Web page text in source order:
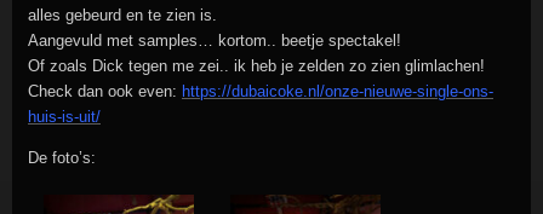
alles gebeurd en te zien is.
Aangevuld met samples… kortom.. beetje spectakel!
Of zoals Dick tegen me zei.. ik heb je zelden zo zien glimlachen!
Check dan ook even: https://dubaicoke.nl/onze-nieuwe-single-ons-
huis-is-uit/
De foto’s: